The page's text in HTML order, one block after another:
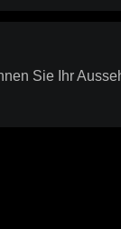
Sie Ihr